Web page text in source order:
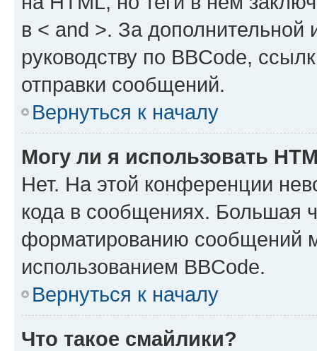
в < and >. За
руководству по BBCode,
отправки сообщений.
Вернуться к началу
Могу ли я использовать
Нет. На этой конференции
кода в сообщениях. Большая
форматированию сообщений
использованием BBCode.
Вернуться к началу
Что такое смайлики?